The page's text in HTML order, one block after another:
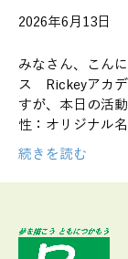
2026年6月13日
みなさん、こん
ス Rickeyアカ
すが、本日の
性：オリジナル
続きを読む